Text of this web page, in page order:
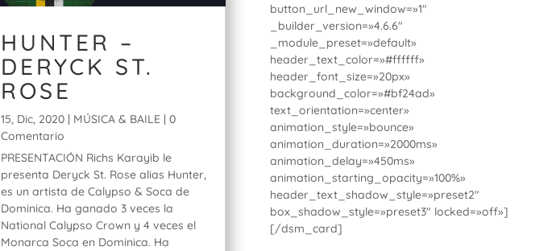
HUNTER –
DERYCK ST.
ROSE
15, Dic, 2020 | MÚSICA & BAILE | 0
Comentario
PRESENTACIÓN Richs Karayib le
presenta Deryck St. Rose alias Hunter,
es un artista de Calypso & Soca de
Dominica. Ha ganado 3 veces la
National Calypso Crown y 4 veces el
Monarca Soca en Dominica. Ha
button_url_new_window=»1″
_builder_version=»4.6.6″
_module_preset=»default»
header_text_color=»#ffffff»
header_font_size=»20px»
background_color=»#bf24ad»
text_orientation=»center»
animation_style=»bounce»
animation_duration=»2000ms»
animation_delay=»450ms»
animation_starting_opacity=»100%»
header_text_shadow_style=»preset2″
box_shadow_style=»preset3″ locked=»off»]
[/dsm_card]